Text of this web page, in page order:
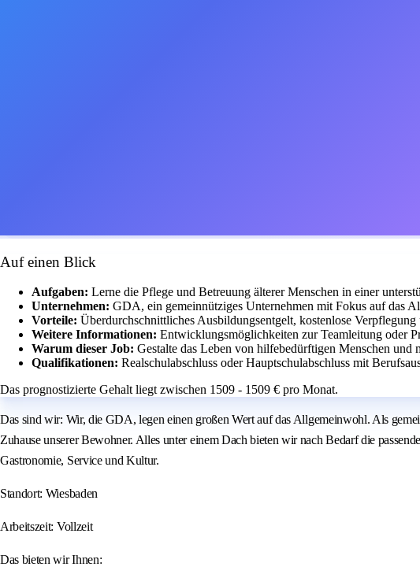
Auf einen Blick
Aufgaben: Lerne die Pflege und Betreuung älterer Menschen in einer
Unternehmen: GDA, ein gemeinnütziges Unternehmen mit Fokus auf das
Vorteile: Überdurchschnittliches Ausbildungsentgelt, kostenlose Verpflegung
Weitere Informationen: Entwicklungsmöglichkeiten zur Teamleitung oder
Warum dieser Job: Gestalte das Leben von hilfebedürftigen Menschen und
Qualifikationen: Realschulabschluss oder Hauptschulabschluss mit
Das prognostizierte Gehalt liegt zwischen 1509 - 1509 € pro Monat.
Das sind wir: Wir, die GDA, legen einen großen Wert auf das Allgemeinwohl. Als
Zuhause unserer Bewohner. Alles unter einem Dach bieten wir nach Bedarf die
Gastronomie, Service und Kultur.
Standort: Wiesbaden
Arbeitszeit: Vollzeit
Das bieten wir Ihnen: